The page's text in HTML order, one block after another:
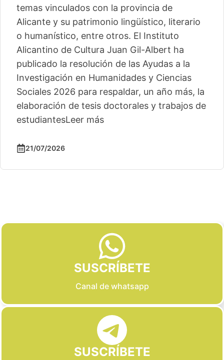
temas vinculados con la provincia de
Alicante y su patrimonio lingüístico, literario
o humanístico, entre otros. El Instituto
Alicantino de Cultura Juan Gil-Albert ha
publicado la resolución de las Ayudas a la
Investigación en Humanidades y Ciencias
Sociales 2026 para respaldar, un año más, la
elaboración de tesis doctorales y trabajos de
estudiantesLeer más
21/07/2026
SUSCRÍBETE
Canal de whatsapp
SUSCRÍBETE